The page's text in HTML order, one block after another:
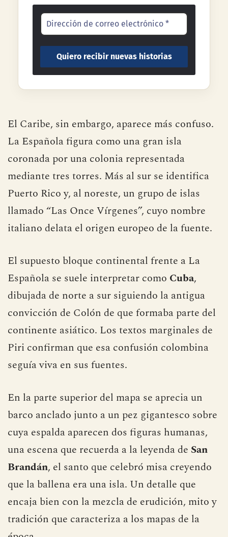
El Caribe, sin embargo, aparece más confuso.
La Española figura como una gran isla
coronada por una colonia representada
mediante tres torres. Más al sur se identifica
Puerto Rico y, al noreste, un grupo de islas
llamado “Las Once Vírgenes”, cuyo nombre
italiano delata el origen europeo de la fuente.
El supuesto bloque continental frente a La
Española se suele interpretar como Cuba,
dibujada de norte a sur siguiendo la antigua
convicción de Colón de que formaba parte del
continente asiático. Los textos marginales de
Piri confirman que esa confusión colombina
seguía viva en sus fuentes.
En la parte superior del mapa se aprecia un
barco anclado junto a un pez gigantesco sobre
cuya espalda aparecen dos figuras humanas,
una escena que recuerda a la leyenda de San
Brandán, el santo que celebró misa creyendo
que la ballena era una isla. Un detalle que
encaja bien con la mezcla de erudición, mito y
tradición que caracteriza a los mapas de la